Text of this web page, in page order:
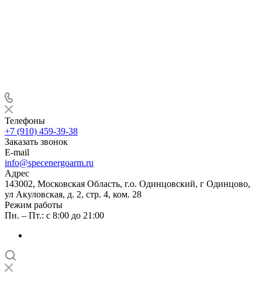
Телефоны
+7 (910) 459-39-38
Заказать звонок
E-mail
info@specenergoarm.ru
Адрес
143002, Московская Область, г.о. Одинцовский, г Одинцово,
ул Акуловская, д. 2, стр. 4, ком. 28
Режим работы
Пн. – Пт.: с 8:00 до 21:00